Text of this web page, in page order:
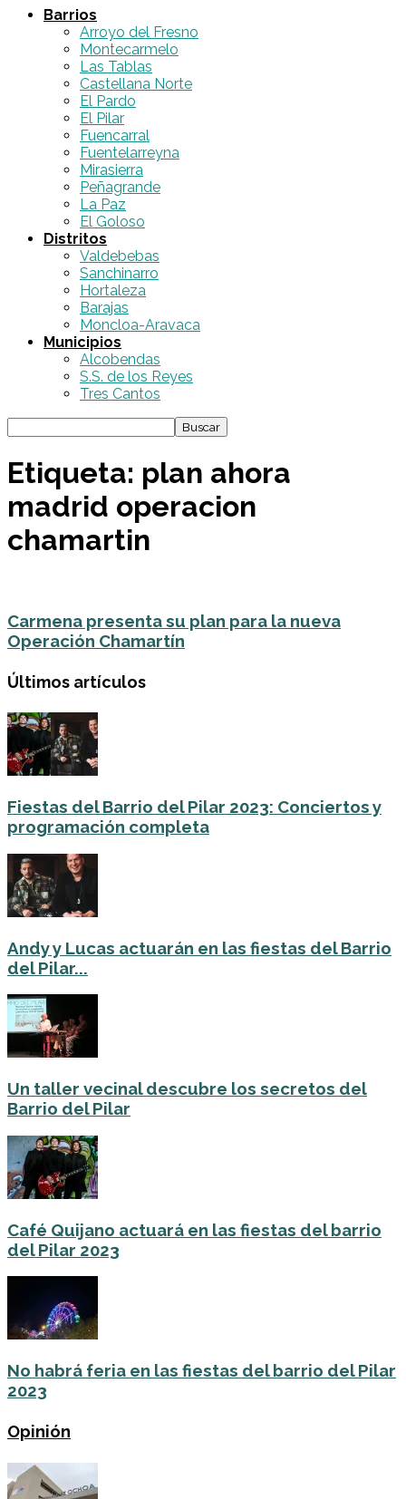
Barrios
Arroyo del Fresno
Montecarmelo
Las Tablas
Castellana Norte
El Pardo
El Pilar
Fuencarral
Fuentelarreyna
Mirasierra
Peñagrande
La Paz
El Goloso
Distritos
Valdebebas
Sanchinarro
Hortaleza
Barajas
Moncloa-Aravaca
Municipios
Alcobendas
S.S. de los Reyes
Tres Cantos
Etiqueta: plan ahora
madrid operacion
chamartin
Carmena presenta su plan para la nueva
Operación Chamartín
Últimos artículos
Fiestas del Barrio del Pilar 2023: Conciertos y
programación completa
Andy y Lucas actuarán en las fiestas del Barrio
del Pilar...
Un taller vecinal descubre los secretos del
Barrio del Pilar
Café Quijano actuará en las fiestas del barrio
del Pilar 2023
No habrá feria en las fiestas del barrio del Pilar
2023
Opinión